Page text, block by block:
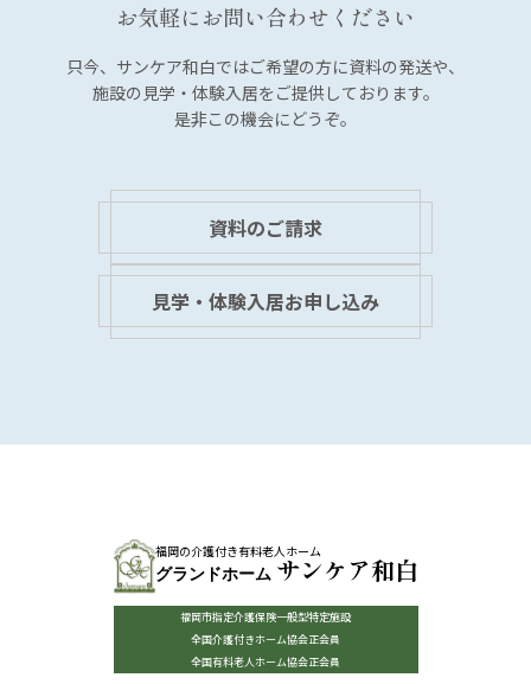
お気軽にお問い合わせください
只今、サンケア和白ではご希望の方に資料の発送や、
施設の見学・体験入居をご提供しております。
是非この機会にどうぞ。
資料のご請求
見学・体験入居お申し込み
福岡の介護付き有料老人ホーム
グランドホーム サンケア和白
福岡市指定介護保険一般型特定施設
全国介護付きホーム協会正会員
全国有料老人ホーム協会正会員